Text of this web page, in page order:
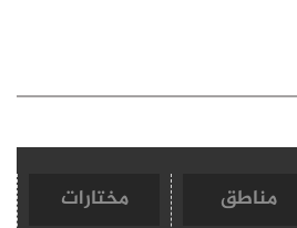
مناطق مختارات